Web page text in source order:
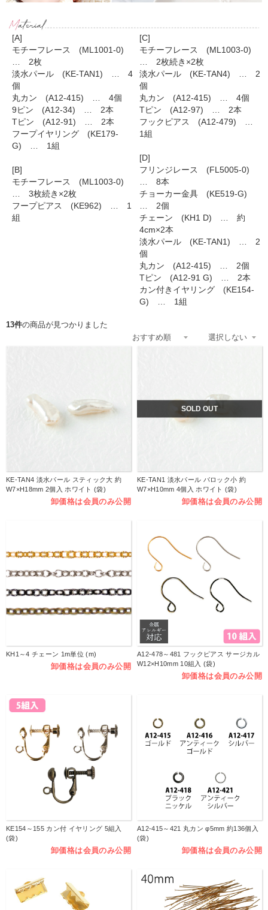
[A]
モチーフレース (ML1001-0)
… 2枚
淡水パール (KE-TAN1) … 4
個
丸カン (A12-415) … 4個
9ピン (A12-34) … 2本
Tピン (A12-91) … 2本
フープイヤリング (KE179-
G) … 1組
[B]
モチーフレース (ML1003-0)
… 3枚続き×2枚
フープピアス (KE962) … 1
組
[C]
モチーフレース (ML1003-0)
… 2枚続き×2枚
淡水パール (KE-TAN4) … 2
個
丸カン (A12-415) … 4個
Tピン (A12-97) … 2本
フックピアス (A12-479) …
1組
[D]
フリンジレース (FL5005-0)
… 8本
チョーカー金具 (KE519-G)
… 2個
チェーン (KH1 D) … 約
4cm×2本
淡水パール (KE-TAN1) … 2
個
丸カン (A12-415) … 2個
Tピン (A12-91 G) … 2本
カン付きイヤリング (KE154-
G) … 1組
13件の商品が見つかりました
KE-TAN4 淡水パール スティック大 約
W7×H18mm 2個入 ホワイト (袋)
卸価格は会員のみ公開
SOLD OUT
KE-TAN1 淡水パール バロック小 約
W7×H10mm 4個入 ホワイト (袋)
卸価格は会員のみ公開
KH1～4 チェーン 1m単位 (m)
卸価格は会員のみ公開
A12-478～481 フックピアス サージカル
W12×H10mm 10組入 (袋)
卸価格は会員のみ公開
KE154～155 カン付 イヤリング 5組入
(袋)
卸価格は会員のみ公開
A12-415～421 丸カン φ5mm 約136個入
(袋)
卸価格は会員のみ公開